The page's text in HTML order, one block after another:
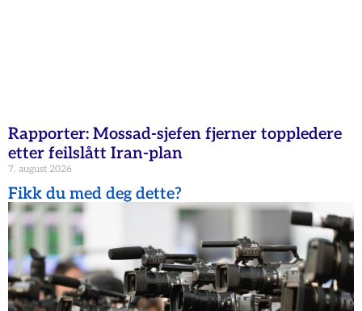
Rapporter: Mossad-sjefen fjerner toppledere
etter feilslått Iran-plan
7. august 2026
Fikk du med deg dette?